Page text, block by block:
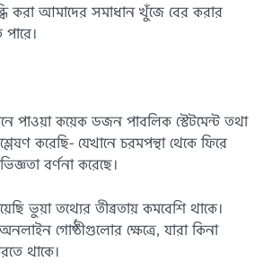
করা আমাদের সমাধান খুঁজে বের করার
পাওয়া কয়েক ডজন পাবলিক স্টেটমেন্ট তথা
করেছি- যেখানে চরমপন্থা থেকে ফিরে
বর্ণনা করেছে।
ভুয়া তথ্যের তীব্রতায় কমবেশি থাকে।
গোষ্ঠীগুলোর ক্ষেত্রে, যারা কিনা
থাকে।